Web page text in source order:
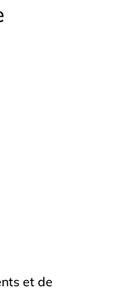
et de